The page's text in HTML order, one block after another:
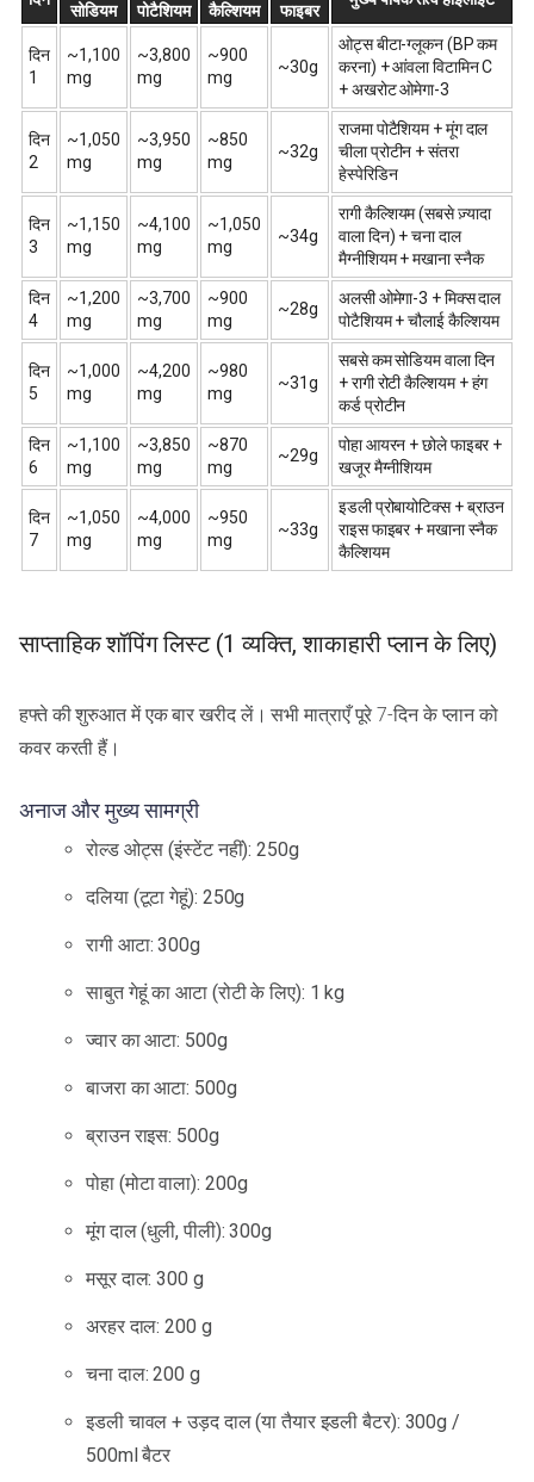
सोडियम
पोटैशियम
कैल्शियम
फाइबर
दिन
1
~1,100
mg
~3,800
mg
~900
mg
~30g
ओट्स बीटा-ग्लूकन (BP कम
करना) + आंवला विटामिन C
+ अखरोट ओमेगा-3
दिन
2
~1,050
mg
~3,950
mg
~850
mg
~32g
राजमा पोटैशियम + मूंग दाल
चीला प्रोटीन + संतरा
हेस्पेरिडिन
दिन
3
~1,150
mg
~4,100
mg
~1,050
mg
~34g
रागी कैल्शियम (सबसे ज़्यादा
वाला दिन) + चना दाल
मैग्नीशियम + मखाना स्नैक
दिन
4
~1,200
mg
~3,700
mg
~900
mg
~28g
अलसी ओमेगा-3 + मिक्स दाल
पोटैशियम + चौलाई कैल्शियम
दिन
5
~1,000
mg
~4,200
mg
~980
mg
~31g
सबसे कम सोडियम वाला दिन
+ रागी रोटी कैल्शियम + हंग
कर्ड प्रोटीन
दिन
6
~1,100
mg
~3,850
mg
~870
mg
~29g
पोहा आयरन + छोले फाइबर +
खजूर मैग्नीशियम
दिन
7
~1,050
mg
~4,000
mg
~950
mg
~33g
इडली प्रोबायोटिक्स + ब्राउन
राइस फाइबर + मखाना स्नैक
कैल्शियम
साप्ताहिक शॉपिंग लिस्ट (1 व्यक्ति, शाकाहारी प्लान के लिए)
हफ्ते की शुरुआत में एक बार खरीद लें। सभी मात्राएँ पूरे 7-दिन के प्लान को
कवर करती हैं।
अनाज और मुख्य सामग्री
रोल्ड ओट्स (इंस्टेंट नहीं): 250g
दलिया (टूटा गेहूं): 250g
रागी आटा: 300g
साबुत गेहूं का आटा (रोटी के लिए): 1 kg
ज्वार का आटा: 500g
बाजरा का आटा: 500g
ब्राउन राइस: 500g
पोहा (मोटा वाला): 200g
मूंग दाल (धुली, पीली): 300g
मसूर दाल: 300 g
अरहर दाल: 200 g
चना दाल: 200 g
इडली चावल + उड़द दाल (या तैयार इडली बैटर): 300g /
500ml बैटर